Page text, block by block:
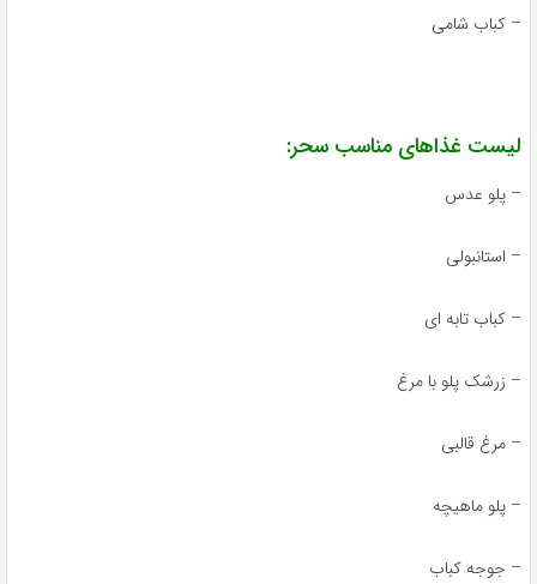
کباب شامی
غذاهای مناسب سحر:
پلو عدس
استانبولی
کباب تابه ای
زرشک پلو با مرغ
مرغ قالبی
پلو ماهیچه
جوجه کباب